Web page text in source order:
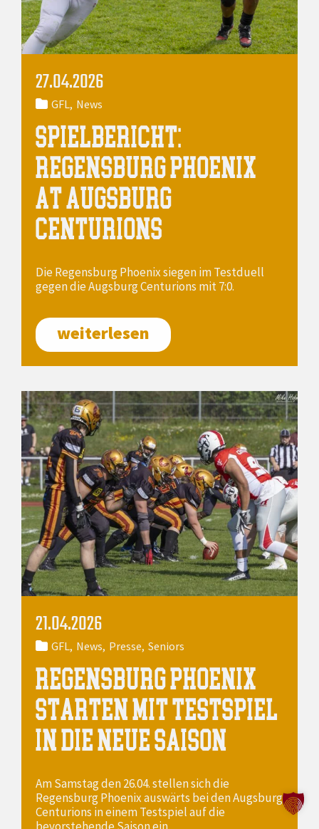
27.04.2026
GFL News
SPIELBERICHT:
REGENSBURG PHOENIX
AT AUGSBURG
CENTURIONS
Die Regensburg Phoenix siegen im Testduell
gegen die Augsburg Centurions mit 7:0.
weiterlesen
21.04.2026
GFL News Presse Seniors
REGENSBURG PHOENIX
STARTEN MIT TESTSPIEL
IN DIE NEUE SAISON
Am Samstag den 26.04. stellen sich die
Regensburg Phoenix auswärts bei den Augsburg
Centurions in einem Testspiel auf die